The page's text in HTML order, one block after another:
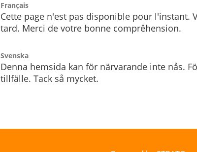
Français
Cette page n'est pas disponible pour l'instant.
tard. Merci de votre bonne comprêhension.
Svenska
Denna hemsida kan för närvarande inte nås.
tillfälle. Tack så mycket.